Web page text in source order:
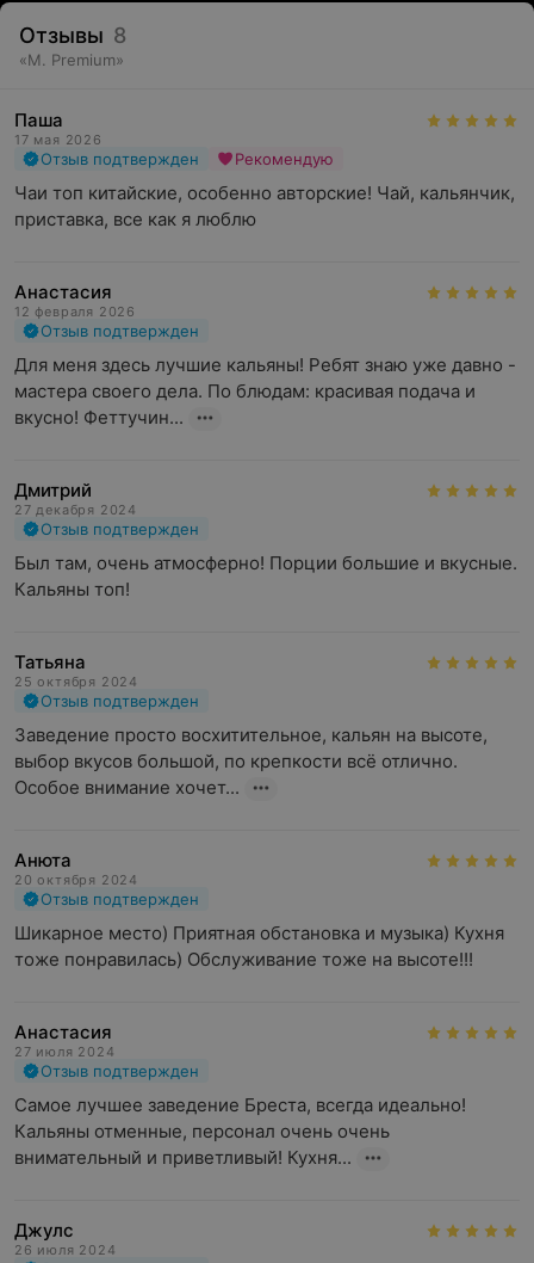
Отзывы 8
«М. Premium»
Паша
17 мая 2026
Отзыв подтвержден Рекомендую
Чаи топ китайские, особенно авторские! Чай, кальянчик,
приставка, все как я люблю
Анастасия
12 февраля 2026
Отзыв подтвержден
Для меня здесь лучшие кальяны! Ребят знаю уже давно -
мастера своего дела. По блюдам: красивая подача и
вкусно! Феттучин...
Дмитрий
27 декабря 2024
Отзыв подтвержден
Был там, очень атмосферно! Порции большие и вкусные.
Кальяны топ!
Татьяна
25 октября 2024
Отзыв подтвержден
Заведение просто восхитительное, кальян на высоте,
выбор вкусов большой, по крепкости всё отлично.
Особое внимание хочет...
Анюта
20 октября 2024
Отзыв подтвержден
Шикарное место) Приятная обстановка и музыка) Кухня
тоже понравилась) Обслуживание тоже на высоте!!!
Анастасия
27 июля 2024
Отзыв подтвержден
Самое лучшее заведение Бреста, всегда идеально!
Кальяны отменные, персонал очень очень
внимательный и приветливый! Кухня...
Джулс
26 июля 2024